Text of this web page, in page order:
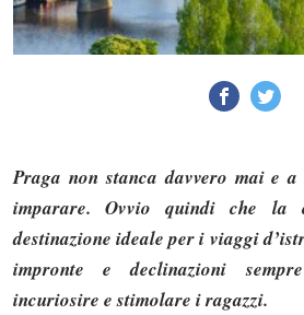
Praga non stanca davvero mai e a
imparare. Ovvio quindi che la
destinazione ideale per i viaggi
impronte e declinazioni
incuriosire e stimolare i ragazzi.